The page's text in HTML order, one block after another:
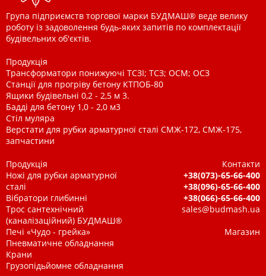
Група підприємств торгової марки БУДМАШ® веде велику
роботу із задоволення будь-яких запитів по комплектації
будівельних об'єктів.
Продукція
Трансформатори понижуючі ТСЗІ; ТСЗ; ОСМ; ОСЗ
Станції для прогріву бетону КТПОБ-80
Ящики будівельні 0,2 - 2,5 м 3.
Бадді для бетону 1,0 - 2,0 м3
Стіл муляра
Верстати для рубки арматурної сталі СМЖ-172, СМЖ-175,
запчастини
Продукція
Ножі для рубки арматурної
сталі
Вібратори глибинні
Трос сантехнічний
(каналізаційний) БУДМАШ®
Печі «Чудо - грейка»
Пневматичне обладнання
Крани
Грузопідьйомне обладнання
Контакти
+38(073)-65-66-400
+38(096)-65-66-400
+38(066)-65-66-400
sales@budmash.ua
Магазин